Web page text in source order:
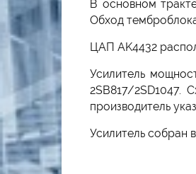
В основном
Обход
ЦАП AK4432
Усилитель
2SB817/2SD1047.
производитель
Усилитель собран